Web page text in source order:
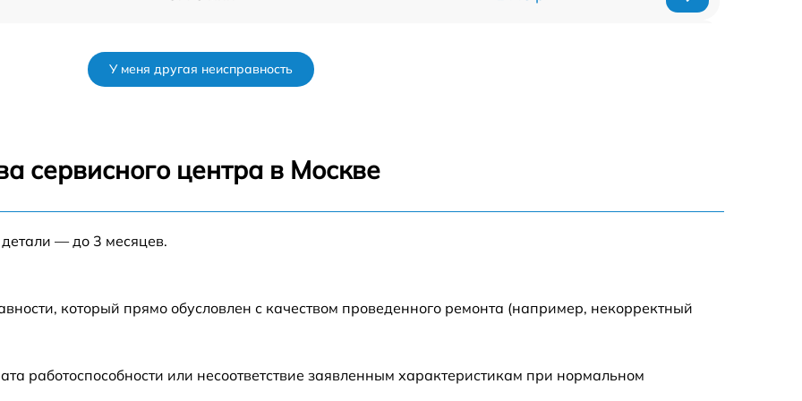
У меня другая неисправность
сервисного центра в Москве
— до 3 месяцев.
который прямо обусловлен с качеством проведенного ремонта (например, некорректный
работоспособности или несоответствие заявленным характеристикам при нормальном